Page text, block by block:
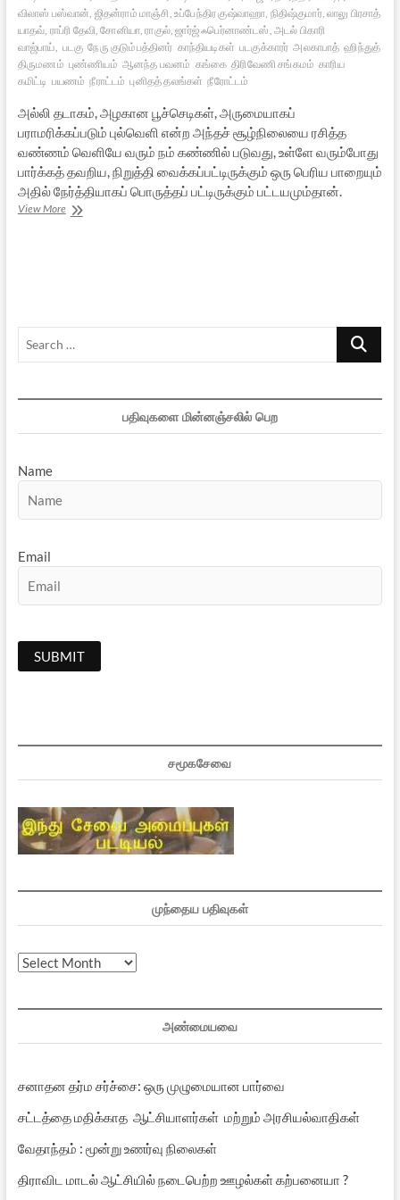
விலாஸ் பஸ்வான், ஜிதன்ராம் மாஞ்சி, உப்பேந்திர குஷ்வாஹா, நிதிஷ்குமார், லாலு பிரசாத்
யாதவ், ராப்ரி தேவி, சோனியா, ராகுல், ஜார்ஜ் ஃபெர்னாண்டஸ், அடல் பிகாரி
வாஜ்பாய், படகு நேரு குடும்பத்தினர் காந்தியடிகள் படகுக்காரர் அலகாபாத் ஹிந்துத்
திருமணம் புண்ணியம் ஆனந்த பவனம் கங்கை திரிவேணி சங்கமம் காரிய
கமிட்டி பயணம் நீராட்டம் புனிதத் தலங்கள் நீரோட்டம்
அல்லி தடாகம், அழகான பூச்செடிகள், அருமையாகப்
பராமரிக்கப்படும் புல்வெளி என்ற அந்தச் சூழ்நிலையை ரசித்த
வண்ணம் வெளியே வரும் நம் கண்ணில் படுவது, உள்ளே வரும்போது
பார்க்கத் தவறிய, நிறுத்தி வைக்கப்பட்டிருக்கும் ஒரு பெரிய பாறையும்
அதில் நேர்த்தியாகப் பொருத்தப் பட்டிருக்கும் பட்டயமும்தான்.
View Moreபிரார்த்தனைகளின்
Search
பதிவுகளை மின்னஞ்சலில் பெற
Name
Email
சமூகசேவை
முந்தைய பதிவுகள்
முந்தைய
அண்மையவை
சனாதன தர்ம சர்ச்சை: ஒரு முழுமையான பார்வை
சட்டத்தை மதிக்காத ஆட்சியாளர்கள் மற்றும் அரசியல்வாதிகள்
வேதாந்தம் : மூன்று உணர்வு நிலைகள்
திராவிட மாடல் ஆட்சியில் நடைபெற்ற ஊழல்கள் கற்பனையா ?